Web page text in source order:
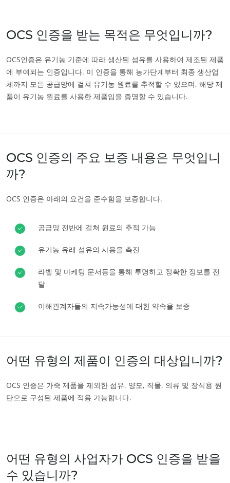
서비스를 통한 실천
우리 팀과 함께 성장하기
환경을 위한 헌신
중국 (중국어)
미국
멕시코 (스페인어)
미국 (영어)
캐나다 (영어)
콜롬비아 (스페인어)
유럽
루마니아 (루마니아어)
스위스 (독일어)
튀르키예 (튀르키예어)
포르투갈 (포르투갈어)
프랑스 (프랑스어)
OCS 인증을 받는 목적은 무엇입니까?
OCS인증은 유기농 기준에 따라 생산된 섬유를 사용하여 제조된 제품
에 부여되는 인증입니다. 이 인증을 통해 농가단계부터 최종 생산업
체까지 모든 공급망에 걸쳐 유기농 원료를 추적할 수 있으며, 해당 제
품이 유기농 원료를 사용한 제품임을 증명할 수 있습니다.
OCS 인증의 주요 보증 내용은 무엇입니
까?
OCS 인증은 아래의 요건을 준수함을 보증합니다.
공급망 전반에 걸쳐 원료의 추적 가능
유기농 유래 섬유의 사용을 촉진
라벨 및 마케팅 문서등을 통해 투명하고 정확한 정보를 전
달
이해관계자들의 지속가능성에 대한 약속을 보증
어떤 유형의 제품이 인증의 대상입니까?
OCS 인증은 가죽 제품을 제외한 섬유, 양모, 직물, 의류 및 장식용 원
단으로 구성된 제품에 적용 가능합니다.
어떤 유형의 사업자가 OCS 인증을 받을
수 있습니까?